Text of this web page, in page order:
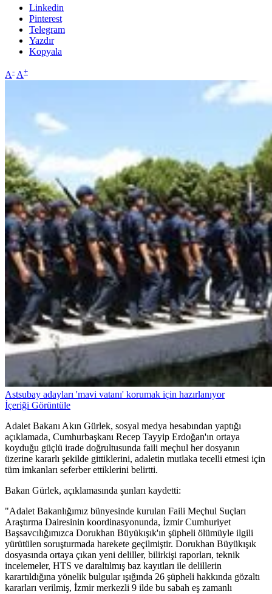
Linkedin
Pinterest
Telegram
Yazdır
Kopyala
A- A+
Astsubay adayları 'mavi vatanı' korumak için hazırlanıyor
İçeriği Görüntüle
Adalet Bakanı Akın Gürlek, sosyal medya hesabından yaptığı
açıklamada, Cumhurbaşkanı Recep Tayyip Erdoğan'ın ortaya
koyduğu güçlü irade doğrultusunda faili meçhul her dosyanın
üzerine kararlı şekilde gittiklerini, adaletin mutlaka tecelli etmesi için
tüm imkanları seferber ettiklerini belirtti.
Bakan Gürlek, açıklamasında şunları kaydetti:
"Adalet Bakanlığımız bünyesinde kurulan Faili Meçhul Suçları
Araştırma Dairesinin koordinasyonunda, İzmir Cumhuriyet
Başsavcılığımızca Dorukhan Büyükışık'ın şüpheli ölümüyle ilgili
yürütülen soruşturmada harekete geçilmiştir. Dorukhan Büyükışık
dosyasında ortaya çıkan yeni deliller, bilirkişi raporları, teknik
incelemeler, HTS ve daraltılmış baz kayıtları ile delillerin
karartıldığına yönelik bulgular ışığında 26 şüpheli hakkında gözaltı
kararları verilmiş, İzmir merkezli 9 ilde bu sabah eş zamanlı